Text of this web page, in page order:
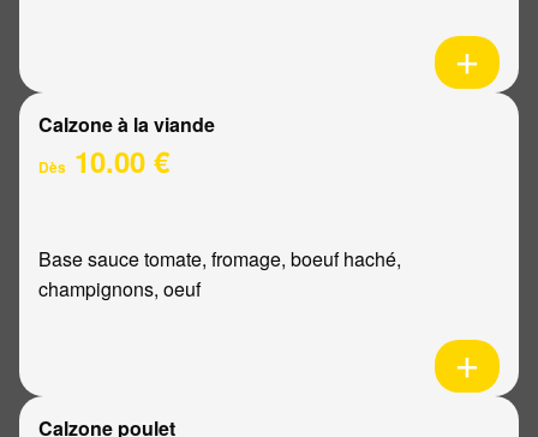
Calzone à la viande
Dès 10.00 €
Base sauce tomate, fromage, boeuf haché,
champignons, oeuf
Calzone poulet